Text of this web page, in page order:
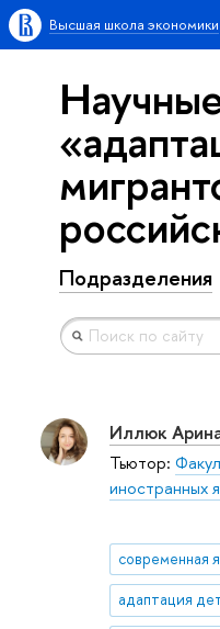
Высшая школа экономики
Подразделения
Иллюк
Тьютор:
иностранных